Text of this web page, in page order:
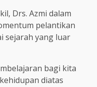
Drs. Azmi dalam
pelantikan
sejarah yang luar
bagi kita
diatas